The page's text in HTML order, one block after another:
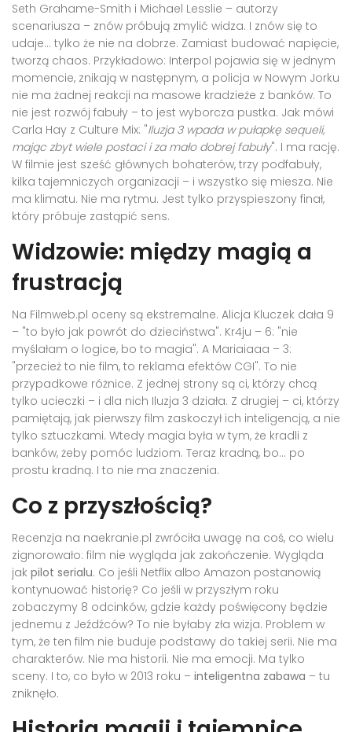
Seth Grahame-Smith i Michael Lesslie – autorzy
scenariusza – znów próbują zmylić widza. I znów się to
udaje... tylko że nie na dobrze. Zamiast budować napięcie,
tworzą chaos. Przykładowo: Interpol pojawia się w jednym
momencie, znikają w następnym, a policja w Nowym Jorku
nie ma żadnej reakcji na masowe kradzieże z banków. To
nie jest rozwój fabuły – to jest wyborcza pustka. Jak mówi
Carla Hay z Culture Mix: "Iluzja 3 wpada w pułapkę sequeli,
mając zbyt wiele postaci i za mało dobrej fabuły". I ma rację.
W filmie jest sześć głównych bohaterów, trzy podfabuły,
kilka tajemniczych organizacji – i wszystko się miesza. Nie
ma klimatu. Nie ma rytmu. Jest tylko przyspieszony finał,
który próbuje zastąpić sens.
Widzowie: między magią a
frustracją
Na Filmweb.pl oceny są ekstremalne. Alicja Kluczek dała 9
– "to było jak powrót do dzieciństwa". Kr4ju – 6: "nie
myślałam o logice, bo to magia". A Mariaiaaa – 3:
"przecież to nie film, to reklama efektów CGI". To nie
przypadkowe różnice. Z jednej strony są ci, którzy chcą
tylko ucieczki – i dla nich Iluzja 3 działa. Z drugiej – ci, którzy
pamiętają, jak pierwszy film zaskoczył ich inteligencją, a nie
tylko sztuczkami. Wtedy magia była w tym, że kradli z
banków, żeby pomóc ludziom. Teraz kradną, bo... po
prostu kradną. I to nie ma znaczenia.
Co z przyszłością?
Recenzja na naekranie.pl zwróciła uwagę na coś, co wielu
zignorowało: film nie wygląda jak zakończenie. Wygląda
jak pilot serialu. Co jeśli Netflix albo Amazon postanowią
kontynuować historię? Co jeśli w przyszłym roku
zobaczymy 8 odcinków, gdzie każdy poświęcony będzie
jednemu z Jeźdźców? To nie byłaby zła wizja. Problem w
tym, że ten film nie buduje podstawy do takiej serii. Nie ma
charakterów. Nie ma historii. Nie ma emocji. Ma tylko
sceny. I to, co było w 2013 roku – inteligentna zabawa – tu
zniknęło.